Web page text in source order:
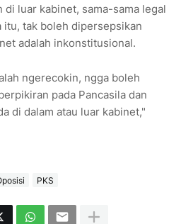
di luar kabinet, sama-sama legal
itu, tak boleh dipersepsikan
adalah inkonstitusional.
ngerecokin, ngga boleh
pada Pancasila dan
di dalam atau luar kabinet,"
PKS